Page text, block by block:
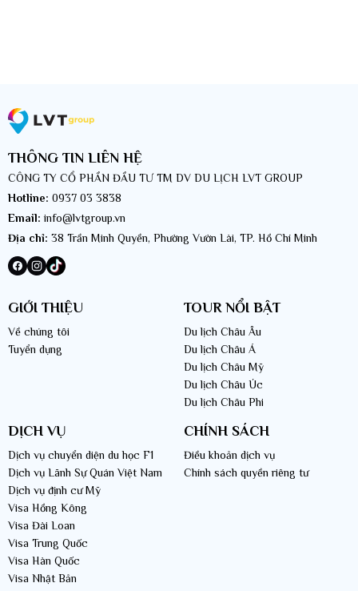
THÔNG TIN LIÊN HỆ
CÔNG TY CỔ PHẦN ĐẦU TƯ TM DV DU LỊCH LVT GROUP
Hotline: 0937 03 3838
Email: info@lvtgroup.vn
Địa chỉ: 38 Trần Minh Quyền, Phường Vườn Lài, TP. Hồ Chí Minh
GIỚI THIỆU
Về chúng tôi
Tuyển dụng
TOUR NỔI BẬT
Du lịch Châu Âu
Du lịch Châu Á
Du lịch Châu Mỹ
Du lịch Châu Úc
Du lịch Châu Phi
DỊCH VỤ
Dịch vụ chuyển diện du học F1
Dịch vụ Lãnh Sự Quán Việt Nam
Dịch vụ định cư Mỹ
Visa Hồng Kông
Visa Đài Loan
Visa Trung Quốc
Visa Hàn Quốc
Visa Nhật Bản
CHÍNH SÁCH
Điều khoản dịch vụ
Chính sách quyền riêng tư